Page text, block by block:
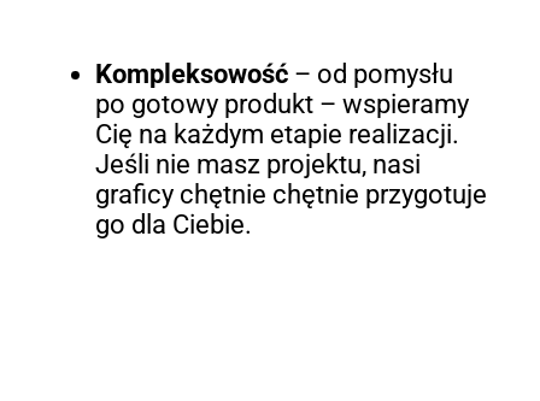
Kompleksowość– od pomysłu
po gotowy produkt – wspieramy
Cię na każdym etapie realizacji.
Jeśli nie masz projektu, nasi
graficy chętnie chętnie przygotuje
go dla Ciebie.